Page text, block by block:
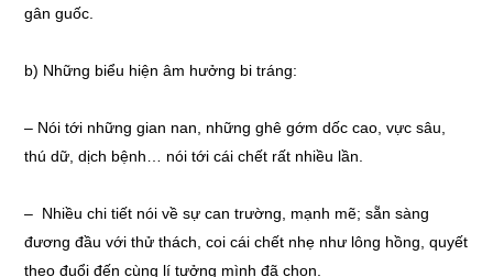
gân guốc.
b) Những biểu hiện âm hưởng bi tráng:
– Nói tới những gian nan, những ghê gớm dốc cao, vực sâu,
thú dữ, dịch bệnh… nói tới cái chết rất nhiều lần.
– Nhiều chi tiết nói về sự can trường, mạnh mẽ; sẵn sàng
đương đầu với thử thách, coi cái chết nhẹ như lông hồng, quyết
theo đuổi đến cùng lí tưởng mình đã chọn.